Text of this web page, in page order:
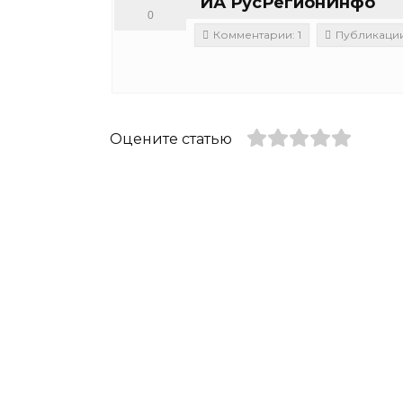
0
Комментарии: 1
Оцените статью